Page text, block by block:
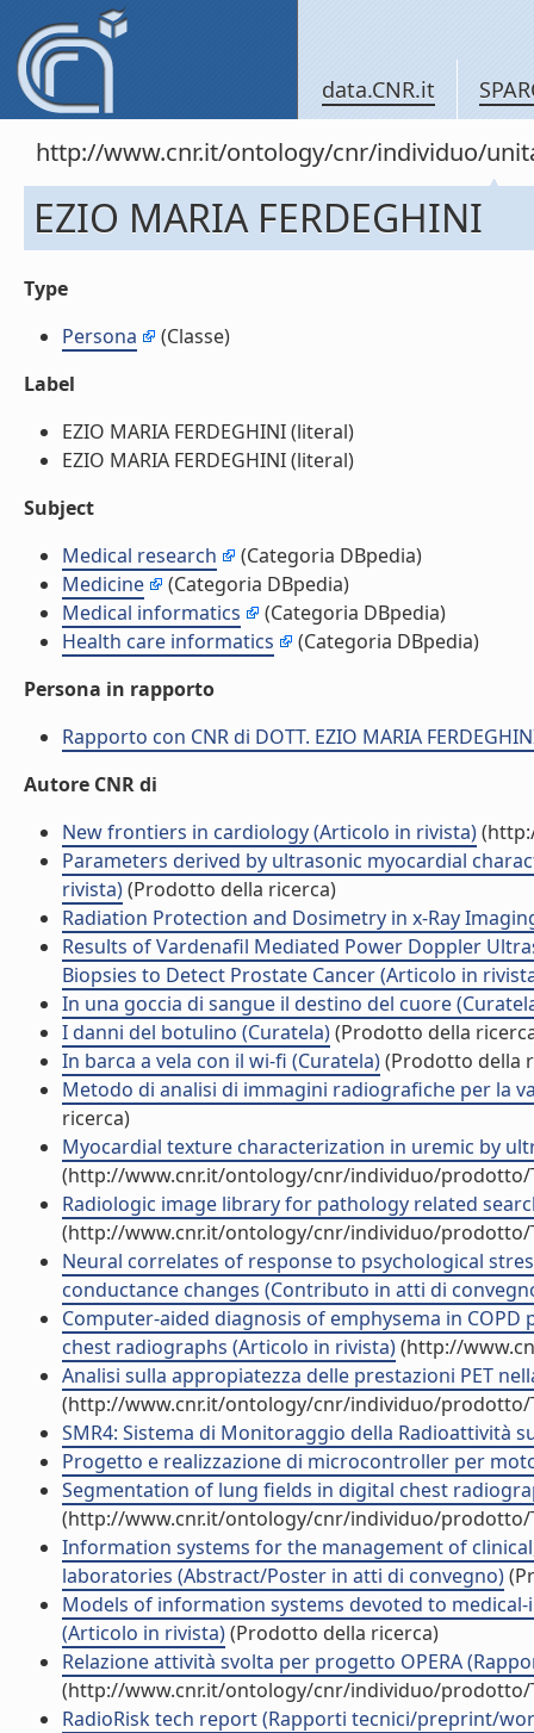
data.CNR.it
http://www.cnr.it/ontology/cnr/individuo/
EZIO MARIA FERDEGHINI
Type
Persona
(Classe)
Label
EZIO MARIA FERDEGHINI (literal)
EZIO MARIA FERDEGHINI (literal)
Subject
Medical research
(Categoria DBpedia)
Medicine
(Categoria DBpedia)
Medical informatics
(Categoria DBpedia)
Health care informatics
(Categoria DBpedia)
Persona in rapporto
Rapporto con CNR di DOTT. EZIO MARIA
Autore CNR di
New frontiers in cardiology (Articolo in rivista)
Parameters derived by ultrasonic myocardial
rivista)(Prodotto della ricerca)
Radiation Protection and Dosimetry in x-Ray
Results of Vardenafil Mediated Power Doppler
Biopsies to Detect Prostate Cancer (Articolo in
In una goccia di sangue il destino del cuore
I danni del botulino (Curatela)(Prodotto della
In barca a vela con il wi-fi (Curatela)(Prodotto della
Metodo di analisi di immagini radiografiche per la
ricerca)
Myocardial texture characterization in uremic by
(http://www.cnr.it/ontology/cnr/individuo/prodotto/
Radiologic image library for pathology related
(http://www.cnr.it/ontology/cnr/individuo/prodotto/
Neural correlates of response to psychological
conductance changes (Contributo in atti di
Computer-aided diagnosis of emphysema in
chest radiographs (Articolo in rivista)(http://
Analisi sulla appropiatezza delle prestazioni PET
(http://www.cnr.it/ontology/cnr/individuo/prodotto/
SMR4: Sistema di Monitoraggio della Radioattività
Progetto e realizzazione di microcontroller per
Segmentation of lung fields in digital chest
(http://www.cnr.it/ontology/cnr/individuo/prodotto/
Information systems for the management of
laboratories (Abstract/Poster in atti di convegno)
Models of information systems devoted to
(Articolo in rivista)(Prodotto della ricerca)
Relazione attività svolta per progetto OPERA
(http://www.cnr.it/ontology/cnr/individuo/prodotto/
RadioRisk tech report (Rapporti tecnici/preprint/